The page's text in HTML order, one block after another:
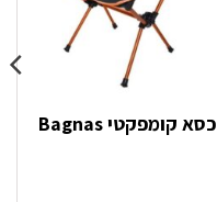
כסא קומפקטי Bagnas